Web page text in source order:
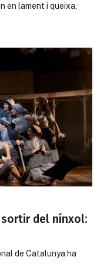
en lament i queixa,
del nínxol:
de Catalunya ha